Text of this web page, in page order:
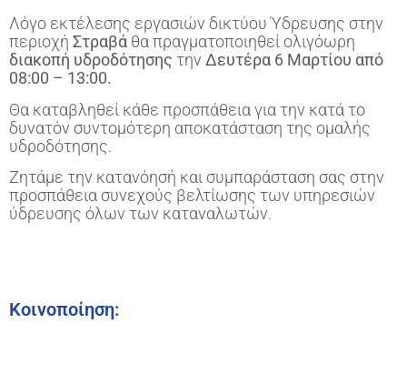
Λόγο εκτέλεσης εργασιών δικτύου Ύδρευσης στην
περιοχή Στραβά θα πραγματοποιηθεί ολιγόωρη
διακοπή υδροδότησης την Δευτέρα 6 Μαρτίου από
08:00 – 13:00.
Θα καταβληθεί κάθε προσπάθεια για την κατά το
δυνατόν συντομότερη αποκατάσταση της ομαλής
υδροδότησης.
Ζητάμε την κατανόησή και συμπαράσταση σας στην
προσπάθεια συνεχούς βελτίωσης των υπηρεσιών
ύδρευσης όλων των καταναλωτών.
Κοινοποίηση: